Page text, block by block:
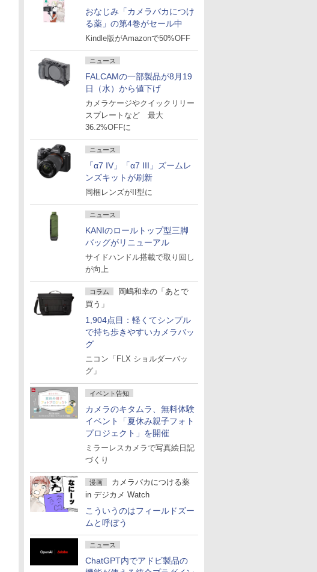
おなじみ「カメラバカにつけ
る薬」の第4巻がセール中
Kindle版がAmazonで50%OFF
ニュース
FALCAMの一部製品が8月19
日（水）から値下げ
カメラケージやクイックリリー
スプレートなど 最大
36.2%OFFに
ニュース
「α7 IV」「α7 III」ズームレ
ンズキットが刷新
同梱レンズがII型に
ニュース
KANIのロールトップ型三脚
バッグがリニューアル
サイドハンドル搭載で取り回し
が向上
コラム
岡嶋和幸の「あとで
買う」
1,904点目：軽くてシンプル
で持ち歩きやすいカメラバッ
グ
ニコン「FLX ショルダーバッ
グ」
イベント告知
カメラのキタムラ、無料体験
イベント「夏休み親子フォト
プロジェクト」を開催
ミラーレスカメラで写真絵日記
づくり
漫画
カメラバカにつける薬
in デジカメ Watch
こういうのはフィールドズー
ムと呼ぼう
ニュース
ChatGPT内でアドビ製品の